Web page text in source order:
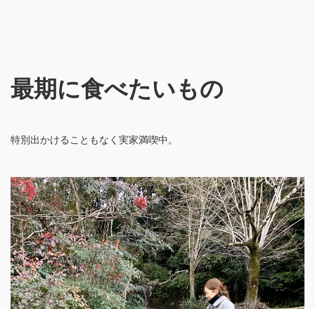
最期に食べたいもの
特別出かけることもなく実家満喫中。